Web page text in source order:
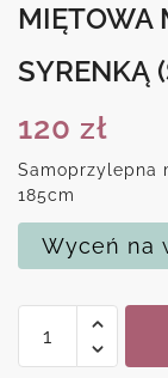
MIĘTOWA
SYRENKĄ
120 zł
Samoprzylepna
185cm
Wyceń na
Miętowa